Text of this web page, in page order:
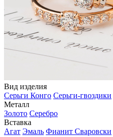
Вид изделия
Серьги Конго Серьги-гвоздики
Металл
Золото Серебро
Вставка
Агат Эмаль Фианит Сваровски